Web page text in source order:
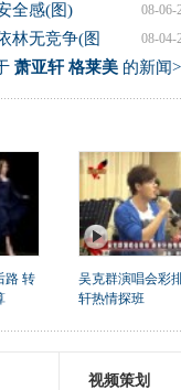
08-06-
全感(图)
08-04-
林无竞争(图
萧亚轩 格莱美的新闻
路 转
吴克群演唱会彩
轩热情探班
视频策划